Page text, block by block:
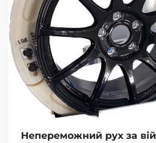
Непереможний рух за